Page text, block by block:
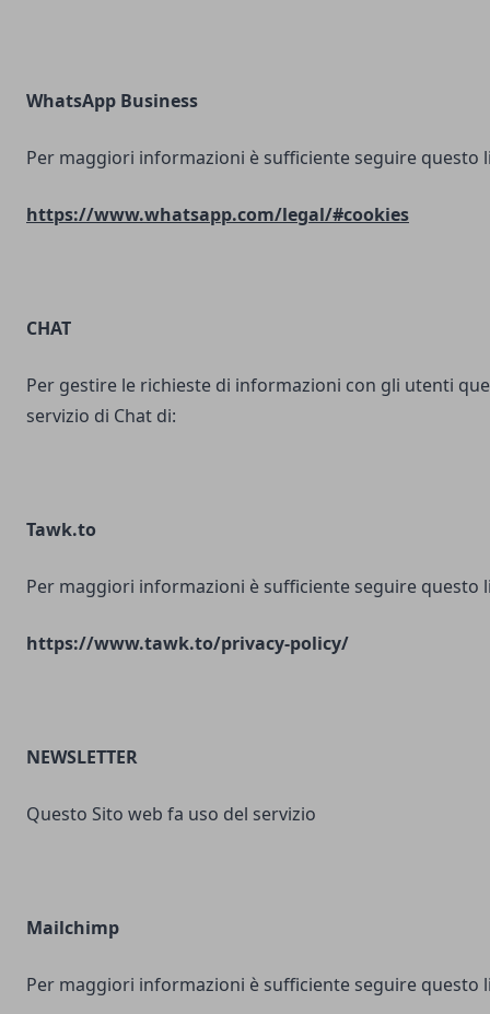
WhatsApp Business
Per maggiori informazioni è sufficiente seguire questo
https://www.whatsapp.com/legal/#cookies
CHAT
Per gestire le richieste di informazioni con gli utenti
servizio di Chat di:
Tawk.to
Per maggiori informazioni è sufficiente seguire questo
https://www.tawk.to/privacy-policy/
NEWSLETTER
Questo Sito web fa uso del servizio
Mailchimp
Per maggiori informazioni è sufficiente seguire questo